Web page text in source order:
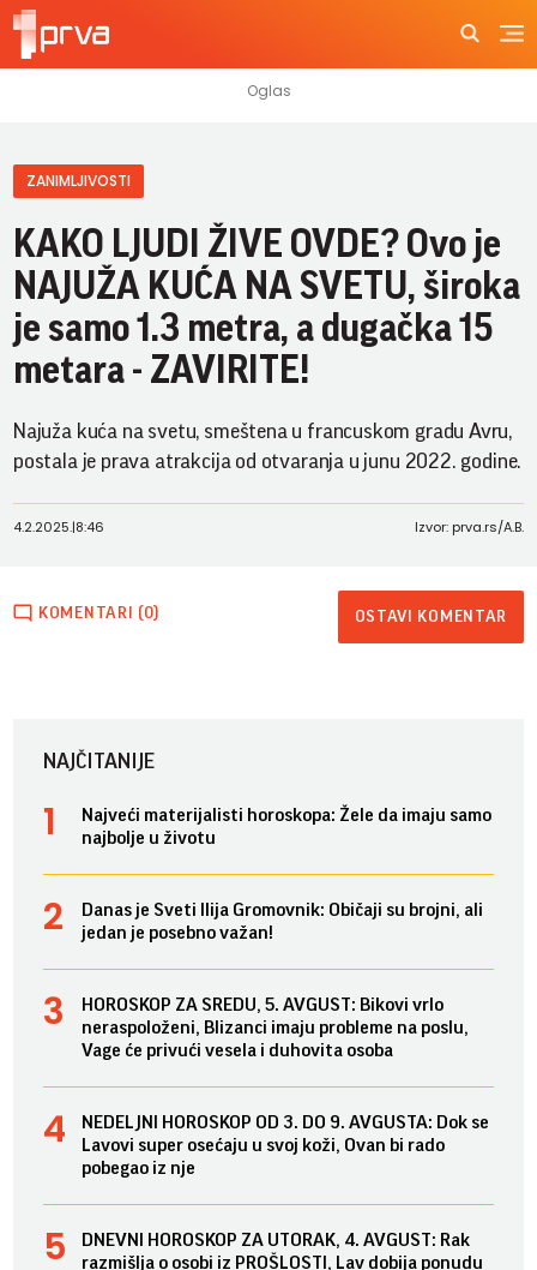
ZANIMLJIVOSTI
KAKO LJUDI ŽIVE OVDE? Ovo je
NAJUŽA KUĆA NA SVETU, široka
je samo 1.3 metra, a dugačka 15
metara - ZAVIRITE!
Najuža kuća na svetu, smeštena u francuskom gradu Avru,
postala je prava atrakcija od otvaranja u junu 2022. godine.
4.2.2025.|8:46 Izvor: prva.rs/A.B.
KOMENTARI (0) OSTAVI KOMENTAR
NAJČITANIJE
Najveći materijalisti horoskopa: Žele da imaju samo
najbolje u životu
Danas je Sveti Ilija Gromovnik: Običaji su brojni, ali
jedan je posebno važan!
HOROSKOP ZA SREDU, 5. AVGUST: Bikovi vrlo
neraspoloženi, Blizanci imaju probleme na poslu,
Vage će privući vesela i duhovita osoba
NEDELJNI HOROSKOP OD 3. DO 9. AVGUSTA: Dok se
Lavovi super osećaju u svoj koži, Ovan bi rado
pobegao iz nje
DNEVNI HOROSKOP ZA UTORAK, 4. AVGUST: Rak
razmišlja o osobi iz PROŠLOSTI, Lav dobija ponudu